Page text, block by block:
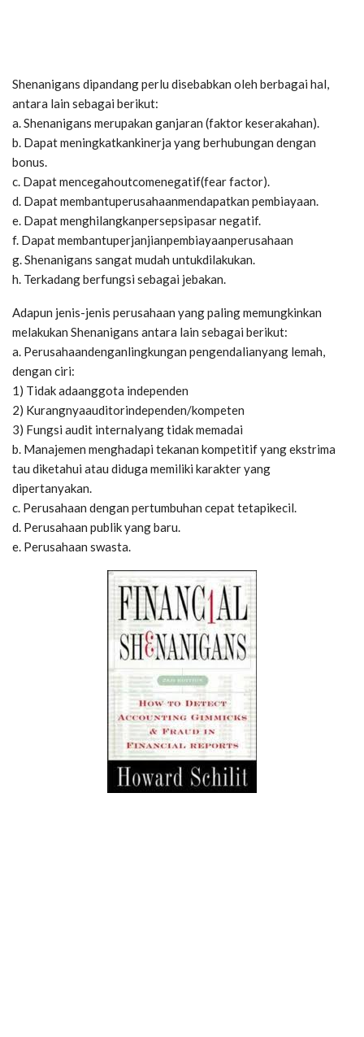
Shenanigans dipandang perlu disebabkan oleh berbagai hal,
antara lain sebagai berikut:
a. Shenanigans merupakan ganjaran (faktor keserakahan).
b. Dapat meningkatkankinerja yang berhubungan dengan
bonus.
c. Dapat mencegahoutcomenegatif(fear factor).
d. Dapat membantuperusahaanmendapatkan pembiayaan.
e. Dapat menghilangkanpersepsipasar negatif.
f. Dapat membantuperjanjianpembiayaanperusahaan
g. Shenanigans sangat mudah untukdilakukan.
h. Terkadang berfungsi sebagai jebakan.
Adapun jenis-jenis perusahaan yang paling memungkinkan
melakukan Shenanigans antara lain sebagai berikut:
a. Perusahaandenganlingkungan pengendalianyang lemah,
dengan ciri:
1) Tidak adaanggota independen
2) Kurangnyaauditorindependen/kompeten
3) Fungsi audit internalyang tidak memadai
b. Manajemen menghadapi tekanan kompetitif yang ekstrima
tau diketahui atau diduga memiliki karakter yang
dipertanyakan.
c. Perusahaan dengan pertumbuhan cepat tetapikecil.
d. Perusahaan publik yang baru.
e. Perusahaan swasta.